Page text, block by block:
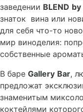
заведении BLEND by
знаток вина или
для себя что-то
мир виноделия:
собственные
В баре Gallery Bar,
предложат
знаменитым
коктейлями